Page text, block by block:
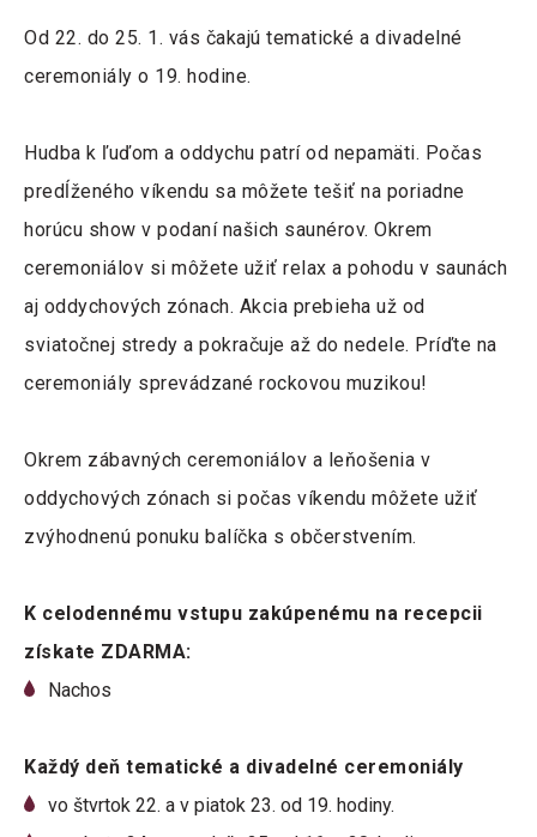
Od 22. do 25. 1. vás čakajú tematické a divadelné
ceremoniály o 19. hodine.
Hudba k ľuďom a oddychu patrí od nepamäti. Počas
predĺženého víkendu sa môžete tešiť na poriadne
horúcu show v podaní našich saunérov. Okrem
ceremoniálov si môžete užiť relax a pohodu v saunách
aj oddychových zónach. Akcia prebieha už od
sviatočnej stredy a pokračuje až do nedele. Príďte na
ceremoniály sprevádzané rockovou muzikou!
Okrem zábavných ceremoniálov a leňošenia v
oddychových zónach si počas víkendu môžete užiť
zvýhodnenú ponuku balíčka s občerstvením.
K celodennému vstupu zakúpenému na recepcii
získate ZDARMA:
Nachos
Každý deň tematické a divadelné ceremoniály
vo štvrtok 22. a v piatok 23. od 19. hodiny.